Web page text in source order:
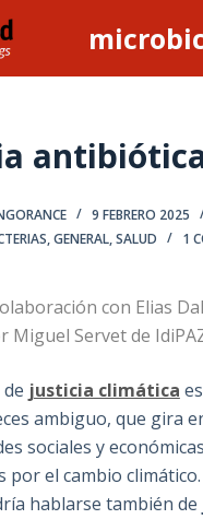
9 FEBRERO 2025
,GENERAL,SALUD 1
con Elias
Miguel Servet de
justicia climática
ambiguo, que gira
sociales y
por el cambio
hablarse también de